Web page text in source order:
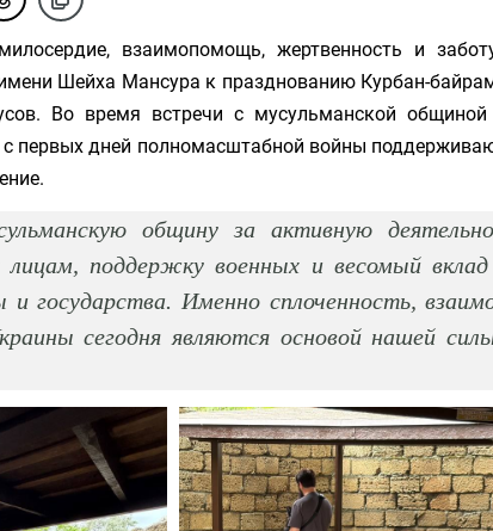
взаимопомощь, жертвенность и
Шейха Мансура к празднованию Курбан-
Во время встречи с мусульманской
первых дней полномасштабной войны
общину за активную
поддержку военных и весомый вклад
государства. Именно сплоченность,
сегодня являются основой нашей